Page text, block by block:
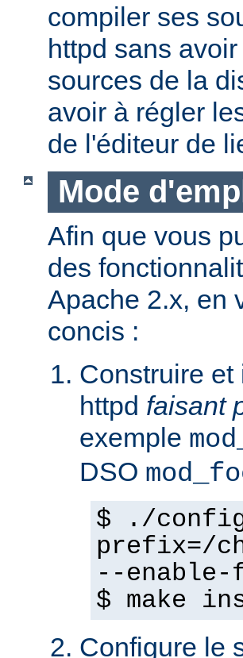
compiler ses
httpd sans
sources de la
avoir à régler
de l'éditeur de
Mode
Afin que vous
des
Apache 2.x, en
concis :
Construire
httpd faisant
exemple
DSO
$ ./
prefix=/
--enable-
$ make
Configure le